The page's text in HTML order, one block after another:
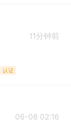
设备检查→备
→盘点→对账
11分钟前
认证
06-08 02:16